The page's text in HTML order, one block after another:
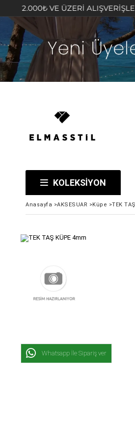
ÜZERİ ALIŞVERİŞLERDE
KOLEKSİYON
Anasayfa >AKSESUAR >Küpe >TEK
Whatsapp İle Sipariş ver